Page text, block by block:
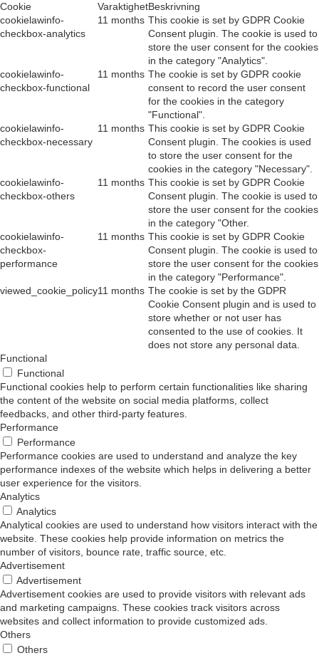
Cookie
VaraktighetBeskrivning
cookielawinfo-
checkbox-analytics
11 months This cookie is set by GDPR Cookie
Consent plugin. The cookie is used to
store the user consent for the cookies
in the category "Analytics".
cookielawinfo-
checkbox-functional
11 months The cookie is set by GDPR cookie
consent to record the user consent
for the cookies in the category
"Functional".
cookielawinfo-
checkbox-necessary
11 months This cookie is set by GDPR Cookie
Consent plugin. The cookies is used
to store the user consent for the
cookies in the category "Necessary".
cookielawinfo-
checkbox-others
11 months This cookie is set by GDPR Cookie
Consent plugin. The cookie is used to
store the user consent for the cookies
in the category "Other.
cookielawinfo-
checkbox-
performance
11 months This cookie is set by GDPR Cookie
Consent plugin. The cookie is used to
store the user consent for the cookies
in the category "Performance".
viewed_cookie_policy11 months The cookie is set by the GDPR
Cookie Consent plugin and is used to
store whether or not user has
consented to the use of cookies. It
does not store any personal data.
Functional
Functional
Functional cookies help to perform certain functionalities like sharing
the content of the website on social media platforms, collect
feedbacks, and other third-party features.
Performance
Performance
Performance cookies are used to understand and analyze the key
performance indexes of the website which helps in delivering a better
user experience for the visitors.
Analytics
Analytics
Analytical cookies are used to understand how visitors interact with the
website. These cookies help provide information on metrics the
number of visitors, bounce rate, traffic source, etc.
Advertisement
Advertisement
Advertisement cookies are used to provide visitors with relevant ads
and marketing campaigns. These cookies track visitors across
websites and collect information to provide customized ads.
Others
Others